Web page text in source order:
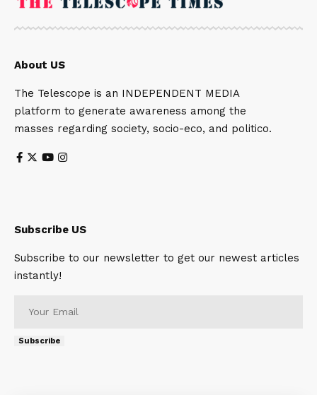
About US
The Telescope is an INDEPENDENT MEDIA
platform to generate awareness among the
masses regarding society, socio-eco, and politico.
Subscribe US
Subscribe to our newsletter to get our newest articles
instantly!
Subscribe